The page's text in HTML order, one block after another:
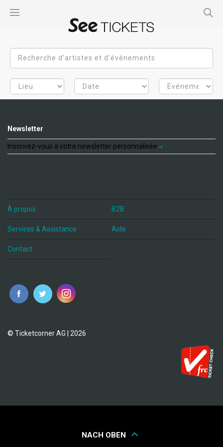
Newsletter
Inscrivez-vous à votre newsletter personnalisée
À propos B2B
Services & Assistance Aide
Contact
fr
© Ticketcorner AG | 2026
NACH OBEN